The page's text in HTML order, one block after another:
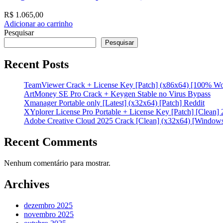
R$ 1.065,00
Adicionar ao carrinho
Pesquisar
Pesquisar
Recent Posts
TeamViewer Crack + License Key [Patch] (x86x64) [100%
ArtMoney SE Pro Crack + Keygen Stable no Virus Bypass
Xmanager Portable only [Latest] (x32x64) [Patch] Reddit
XYplorer License Pro Portable + License Key [Patch] [Clean]
Adobe Creative Cloud 2025 Crack [Clean] (x32x64)
Recent Comments
Nenhum comentário para mostrar.
Archives
dezembro 2025
novembro 2025